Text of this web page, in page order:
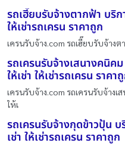
รถเฮี๊ยบรับจ้างตากฟ้า บริก
ให้เช่ารถเครน ราคาถูก
เครนรับจ้าง.com รถเฮี๊ยบรับจ้าง
รถเครนรับจ้างเสนางคนิค
ให้เช่า ให้เช่ารถเครน ราคา
เครนรับจ้าง.com รถเครนรับจ้างเ
ให้เ
รถเครนรับจ้างกุดข้าวปุ้น บ
เช่า ให้เช่ารถเครน ราคาถูก